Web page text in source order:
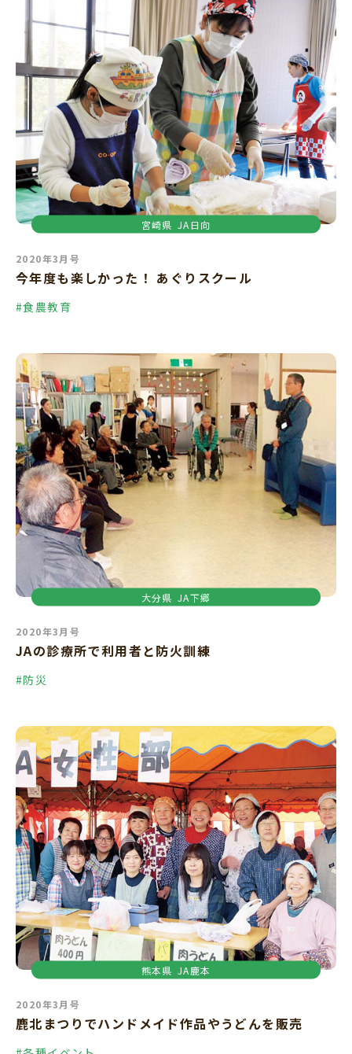
宮崎県 JA日向
2020年3月号
今年度も楽しかった！ あぐりスクール
#食農教育
大分県 JA下郷
2020年3月号
JAの診療所で利用者と防火訓練
#防災
熊本県 JA鹿本
2020年3月号
鹿北まつりでハンドメイド作品やうどんを販売